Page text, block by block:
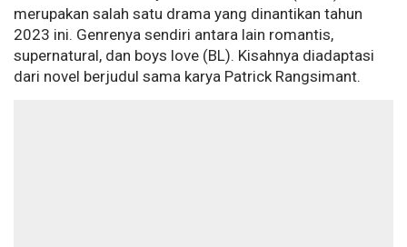
merupakan salah satu drama yang dinantikan tahun
2023 ini. Genrenya sendiri antara lain romantis,
supernatural, dan boys love (BL). Kisahnya diadaptasi
dari novel berjudul sama karya Patrick Rangsimant.